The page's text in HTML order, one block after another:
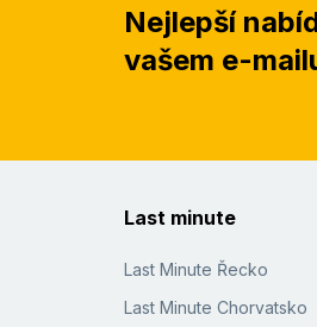
Nejlepší
vašem e-
Last minute
Last Minute Řecko
Last Minute Chorvatsko